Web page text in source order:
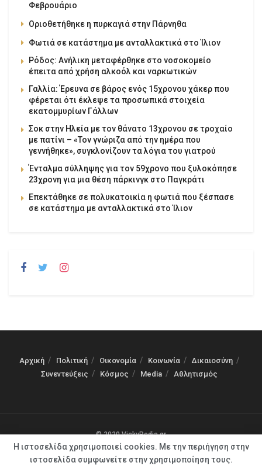
Φεβρουάριο
Οριοθετήθηκε η πυρκαγιά στην Πάρνηθα
Φωτιά σε κατάστημα με ανταλλακτικά στο Ίλιον
Ρόδος: Ανήλικη μεταφέρθηκε στο νοσοκομείο
έπειτα από χρήση αλκοόλ και ναρκωτικών
Γαλλία: Έρευνα σε βάρος ενός 15χρονου χάκερ που
φέρεται ότι έκλεψε τα προσωπικά στοιχεία
εκατομμυρίων Γάλλων
Σοκ στην Ηλεία με τον θάνατο 13χρονου σε τροχαίο
με πατίνι – «Τον γνώριζα από την ημέρα που
γεννήθηκε», συγκλονίζουν τα λόγια του γιατρού
Ένταλμα σύλληψης για τον 59χρονο που ξυλοκόπησε
23χρονη για μια θέση πάρκινγκ στο Παγκράτι
Επεκτάθηκε σε πολυκατοικία η φωτιά που ξέσπασε
σε κατάστημα με ανταλλακτικά στο Ίλιον
Αρχική Πολιτική Οικονομία Κοινωνία
Δικαιοσύνη
Συνεντεύξεις
Κόσμος Media Αθλητισμός
© 2020 VickyPedia.gr
Η ιστοσελίδα χρησιμοποιεί cookies. Με την περιήγηση στην
ιστοσελίδα συμφωνείτε στην χρησιμοποίηση τους.